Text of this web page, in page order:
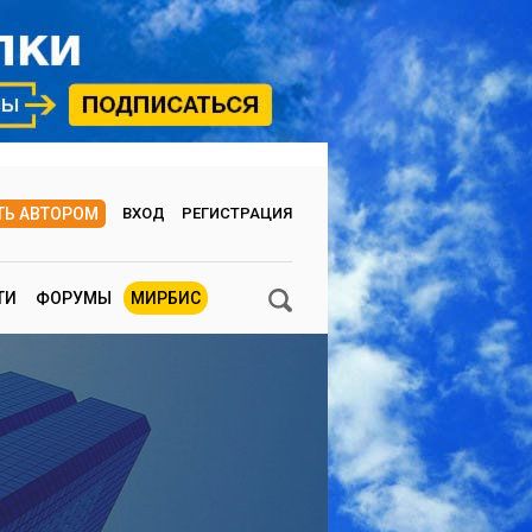
АВТОРОМ ВХОД РЕГИСТРАЦИЯ
ФОРУМЫ МИРБИС